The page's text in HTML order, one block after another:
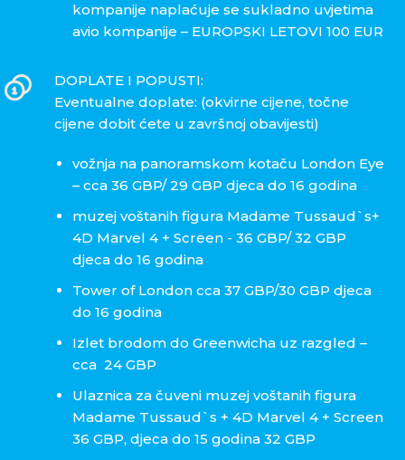
kompanije naplaćuje se sukladno uvjetima
avio kompanije – EUROPSKI LETOVI 100 EUR
DOPLATE I POPUSTI:
Eventualne doplate: (okvirne cijene, točne
cijene dobit ćete u završnoj obavijesti)
vožnja na panoramskom kotaču London Eye
– cca 36 GBP/ 29 GBP djeca do 16 godina
muzej voštanih figura Madame Tussaud`s+
4D Marvel 4 + Screen - 36 GBP/ 32 GBP
djeca do 16 godina
Tower of London cca 37 GBP/30 GBP djeca
do 16 godina
Izlet brodom do Greenwicha uz razgled –
cca 24 GBP
Ulaznica za čuveni muzej voštanih figura
Madame Tussaud`s + 4D Marvel 4 + Screen
36 GBP, djeca do 15 godina 32 GBP